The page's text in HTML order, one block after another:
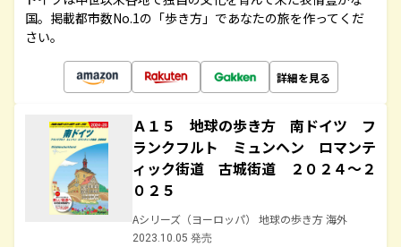
国。掲載都市数No.1の「歩き方」であなたの旅を作ってくだ
さい。
詳細を見る
Ａ１５ 地球の歩き方 南ドイツ フ
ランクフルト ミュンヘン ロマンテ
ィック街道 古城街道 ２０２４～２
０２５
Aシリーズ（ヨーロッパ） 地球の歩き方 海外
2023.10.05 発売